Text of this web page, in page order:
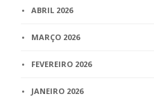
ABRIL 2026
MARÇO 2026
FEVEREIRO 2026
JANEIRO 2026